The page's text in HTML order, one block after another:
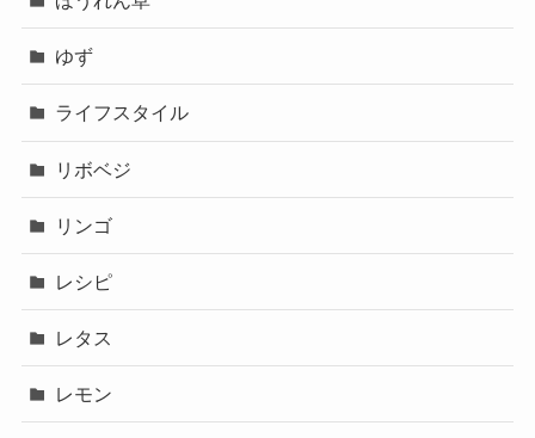
ゆず
ライフスタイル
リボベジ
リンゴ
レシピ
レタス
レモン